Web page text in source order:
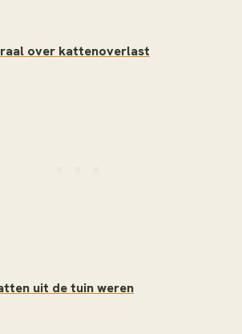
over kattenoverlast
uit de tuin weren